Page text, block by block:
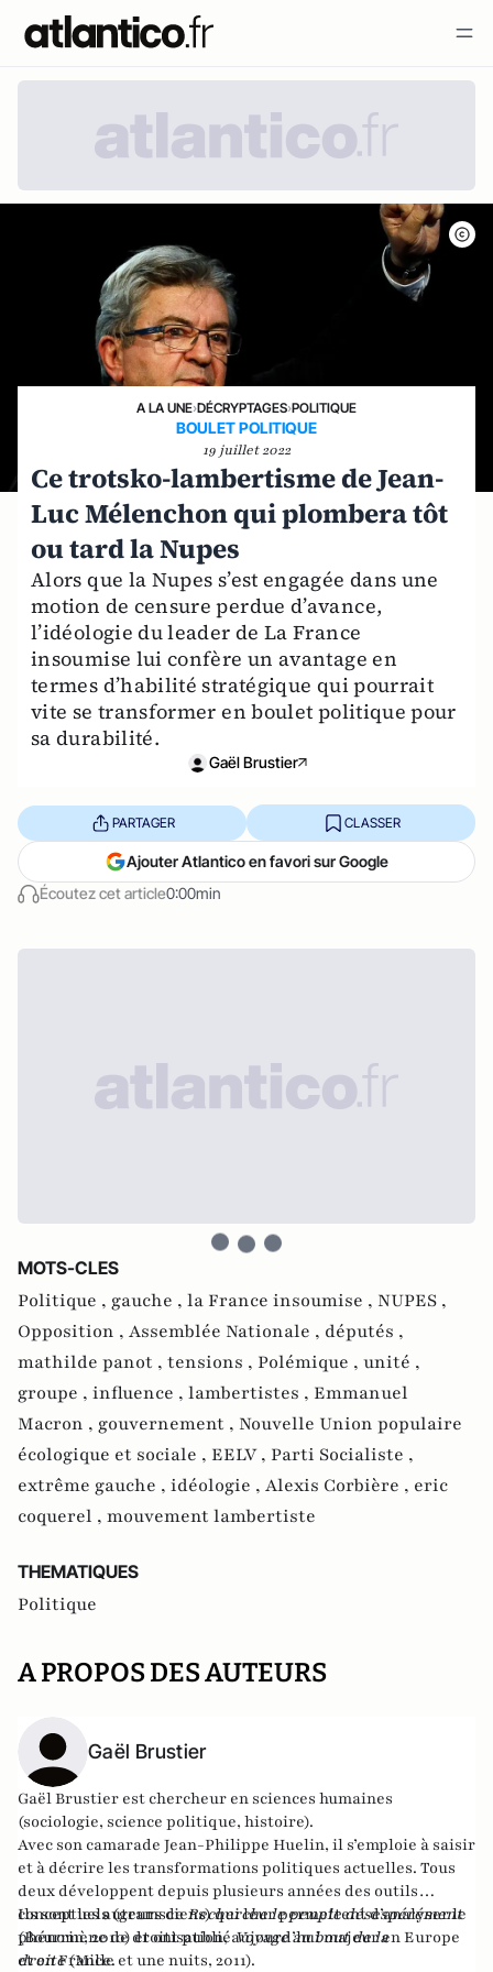
A LA UNE›DÉCRYPTAGES›POLITIQUE
BOULET POLITIQUE
19 juillet 2022
Ce trotsko-lambertisme de Jean-
Luc Mélenchon qui plombera tôt
ou tard la Nupes
Alors que la Nupes s’est engagée dans une
motion de censure perdue d’avance,
l’idéologie du leader de La France
insoumise lui confère un avantage en
termes d’habilité stratégique qui pourrait
vite se transformer en boulet politique pour
sa durabilité.
Gaël Brustier
Écoutez cet article0:00min
PARTAGER CLASSER
Ajouter Atlantico en favori sur Google
MOTS-CLES
Politique , gauche , la France insoumise , NUPES ,
Opposition , Assemblée Nationale , députés ,
mathilde panot , tensions , Polémique , unité ,
groupe , influence , lambertistes , Emmanuel
Macron , gouvernement , Nouvelle Union populaire
écologique et sociale , EELV , Parti Socialiste ,
extrême gauche , idéologie , Alexis Corbière , eric
coquerel , mouvement lambertiste
THEMATIQUES
Politique
A PROPOS DES AUTEURS
Gaël Brustier
Gaël Brustier est chercheur en sciences humaines
(sociologie, science politique, histoire).
Avec son camarade Jean-Philippe Huelin, il s’emploie à saisir
et à décrire les transformations politiques actuelles. Tous
deux développent depuis plusieurs années des outils
conceptuels (gramsciens) qui leur permettent d’analyser le
phénomène de droitisation, aujourd’hui majeur en Europe
et en France.
Ils sont les auteurs deRecherche le peuple désespérément
(Bourrin, 2010) et ont publiéVoyage au bout de la
droite(Mille et une nuits, 2011).